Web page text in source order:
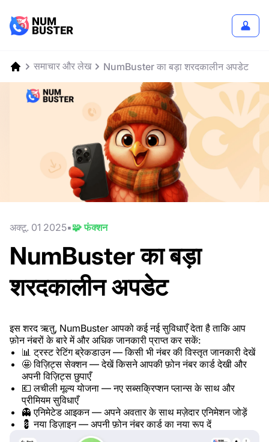
समाचार और लेख NumBuster का बड़ा शरदकालीन अपडेट
अक्टू. 01 2025 🧩 फंक्शन
NumBuster का बड़ा
शरदकालीन अपडेट
इस शरद ऋतु, NumBuster आपको कई नई सुविधाएँ देता है ताकि आप
फ़ोन नंबरों के बारे में और अधिक जानकारी प्राप्त कर सकें:
📊 ट्रस्ट रेटिंग ब्रेकडाउन — किसी भी नंबर की विस्तृत जानकारी देखें
🤩 विज़िट्स सेक्शन — देखें किसने आपकी फ़ोन नंबर कार्ड देखी और
अपनी विज़िट्स छुपाएँ
💶 लचीली मूल्य योजना — नए सब्सक्रिप्शन प्लान्स के साथ और
प्रीमियम सुविधाएँ
👻 एनिमेटेड आइकन — अपने अवतार के साथ मज़ेदार एनिमेशन जोड़ें
💈 नया डिज़ाइन — अपनी फ़ोन नंबर कार्ड का नया रूप दें